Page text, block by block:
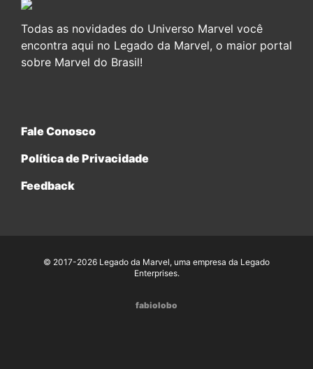
Todas as novidades do Universo Marvel você
encontra aqui no Legado da Marvel, o maior portal
sobre Marvel do Brasil!
Fale Conosco
Política de Privacidade
Feedback
© 2017-2026 Legado da Marvel, uma empresa da Legado
Enterprises.
fabiolobo